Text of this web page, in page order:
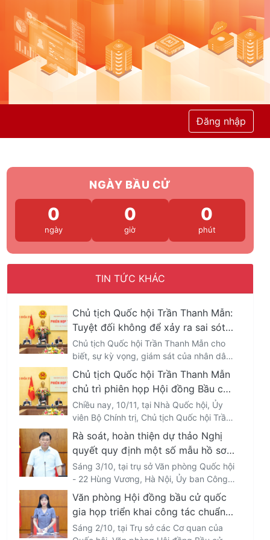
Đăng nhập
NGÀY BẦU CỬ
0
ngày
0
giờ
0
phút
TIN TỨC KHÁC
Chủ tịch Quốc hội Trần Thanh Mẫn:
Tuyệt đối không để xảy ra sai sót
ảnh hưởng đến quyền bầu cử, ứng
cử đại biểu Quốc hội, Hội đồng
nhân dân
Chủ tịch Quốc hội Trần Thanh Mẫn cho
biết, sự kỳ vọng, giám sát của nhân dân,
cử tri và dư luận xã hội đối với cuộc bầu
cử đại biểu Quốc hội khóa 16 và đại biểu
Hội đồng nhân dân các cấp nhiệm kỳ
2026-2031 ngày càng cao; đề nghị Hội
đồng Bầu cử Quốc gia cần bảo đảm đầy
đủ, đúng hạn, đồng bộ các yêu cầu,
công việc có tính pháp lý; tuyệt đối
không để xảy ra sai sót thủ tục ảnh
hưởng quyền bầu cử, ứng cử.
Chủ tịch Quốc hội Trần Thanh Mẫn
chủ trì phiên họp Hội đồng Bầu cử
quốc gia
Chiều nay, 10/11, tại Nhà Quốc hội, Ủy
viên Bộ Chính trị, Chủ tịch Quốc hội Trần
Thanh Mẫn, Chủ tịch Hội đồng Bầu cử
quốc gia đã chủ trì Phiên họp thứ 3 của
Hội đồng Bầu cử quốc gia.
Rà soát, hoàn thiện dự thảo Nghị
quyết quy định một số mẫu hồ sơ
sử dụng trong công tác bầu cử
Sáng 3/10, tại trụ sở Văn phòng Quốc hội
- 22 Hùng Vương, Hà Nội, Ủy ban Công
tác đại biểu đã tổ chức rà soát, hoàn
thiện dự thảo Nghị quyết của Hội đồng
bầu cử Quốc gia quy định về mẫu hồ sơ
ứng cử, phiếu bầu cử, nội dung phòng
Văn phòng Hội đồng bầu cử quốc
gia họp triển khai công tác chuẩn
bị bầu cử
Sáng 2/10, tại Trụ sở các Cơ quan của